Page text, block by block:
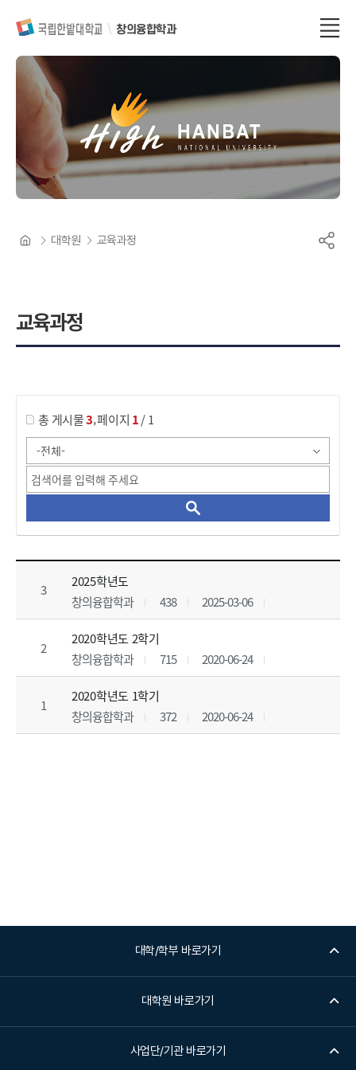
창의융합학과
교육과정
대학원 교육과정
총 게시물3,페이지 1/ 1
대학원_교육과정 목록 으로 번호, 제목, 작성자, 조회수, 등록 일, 첨부파일로 나열 되고 있습니다.
3
2025학년도
창의융합학과
438 2025-03-06
2
2020학년도 2학기
창의융합학과
715 2020-06-24
1
2020학년도 1학기
창의융합학과
372 2020-06-24
대학/학부 바로가기
대학원 바로가기
사업단/기관 바로가기